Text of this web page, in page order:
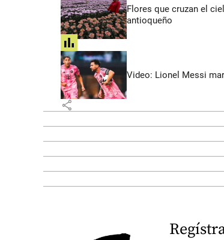
Flores que cruzan el
antioqueño
share
Video: Lionel Messi
share